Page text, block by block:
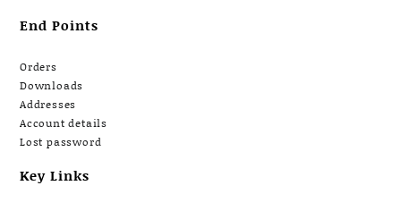
End Points
Orders
Downloads
Addresses
Account details
Lost password
Key Links